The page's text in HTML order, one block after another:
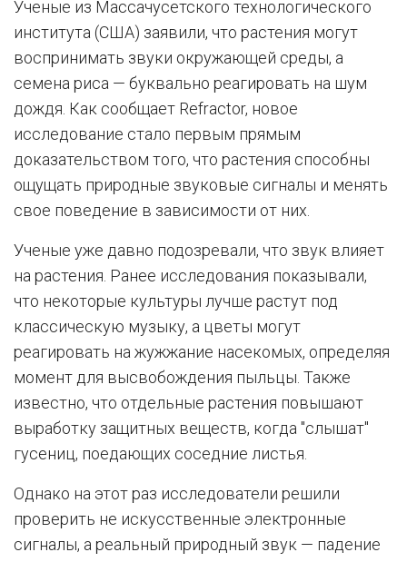
Ученые из Массачусетского технологического
института (США) заявили, что растения могут
воспринимать звуки окружающей среды, а
семена риса — буквально реагировать на шум
дождя. Как сообщает Refractor, новое
исследование стало первым прямым
доказательством того, что растения способны
ощущать природные звуковые сигналы и менять
свое поведение в зависимости от них.
Ученые уже давно подозревали, что звук влияет
на растения. Ранее исследования показывали,
что некоторые культуры лучше растут под
классическую музыку, а цветы могут
реагировать на жужжание насекомых, определяя
момент для высвобождения пыльцы. Также
известно, что отдельные растения повышают
выработку защитных веществ, когда "слышат"
гусениц, поедающих соседние листья.
Однако на этот раз исследователи решили
проверить не искусственные электронные
сигналы, а реальный природный звук — падение